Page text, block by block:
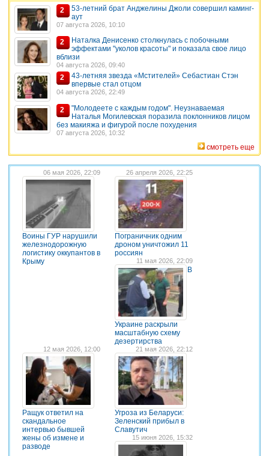
2
53-летний брат Анджелины Джоли совершил каминг-
аут
07 августа 2026, 10:10
2
Наталка Денисенко столкнулась с побочными
эффектами "уколов красоты" и показала свое лицо
вблизи
04 августа 2026, 09:40
2
43-летняя звезда «Мстителей» Себастиан Стэн
впервые стал отцом
04 августа 2026, 22:49
2
"Молодеете с каждым годом". Неузнаваемая
Наталья Могилевская поразила поклонников лицом
без макияжа и фигурой после похудения
07 августа 2026, 10:32
смотреть еще
06 мая 2026, 22:09
Воины ГУР нарушили
железнодорожную
логистику оккупантов в
Крыму
26 апреля 2026, 22:25
Пограничник одним
дроном уничтожил 11
россиян
11 мая 2026, 22:09
В
Украине раскрыли
масштабную схему
дезертирства
12 мая 2026, 12:00
Ращук ответил на
скандальное
интервью бывшей
жены об измене и
разводе
21 мая 2026, 22:12
Угроза из Беларуси:
Зеленский прибыл в
Славутич
15 июня 2026, 15:32